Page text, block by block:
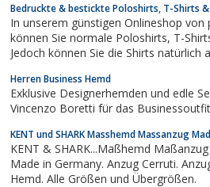
Bedruckte & bestickte Poloshirts, T-Shirts
In unserem günstigen Onlineshop von
können Sie normale Poloshirts, T-Shirts oder Hosen bestellen.
Jedoch können Sie die Shirts natürlich
Blusen, Caps und Jacken für jeden Anlass an. Holen Sie sich
Qualität zu niedrigen...
Herren Business Hemd
Exklusive Designerhemden und edle
Vincenzo Boretti für das
KENT und SHARK Masshemd Massanzug
KENT & SHARK...Maßhemd
Made in Germany. Anzug Cerruti.
Hemd. Alle Größen und Übergrößen.